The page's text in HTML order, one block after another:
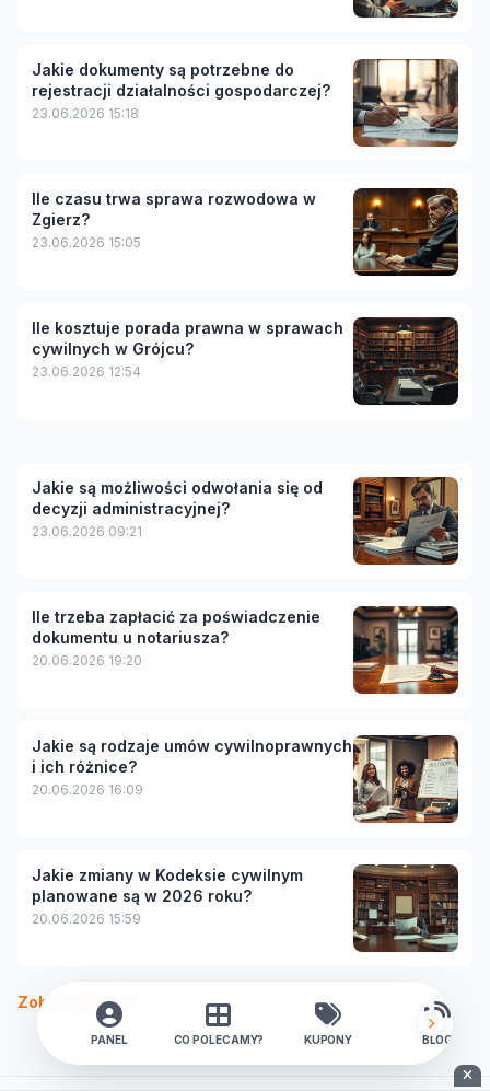
Jakie dokumenty są potrzebne do
rejestracji działalności gospodarczej?
23.06.2026 15:18
Ile czasu trwa sprawa rozwodowa w
Zgierz?
23.06.2026 15:05
Ile kosztuje porada prawna w sprawach
cywilnych w Grójcu?
23.06.2026 12:54
Jakie są możliwości odwołania się od
decyzji administracyjnej?
23.06.2026 09:21
Ile trzeba zapłacić za poświadczenie
dokumentu u notariusza?
20.06.2026 19:20
Jakie są rodzaje umów cywilnoprawnych
i ich różnice?
20.06.2026 16:09
Jakie zmiany w Kodeksie cywilnym
planowane są w 2026 roku?
20.06.2026 15:59
Zobacz więcej
PANEL CO POLECAMY? KUPONY BLOG